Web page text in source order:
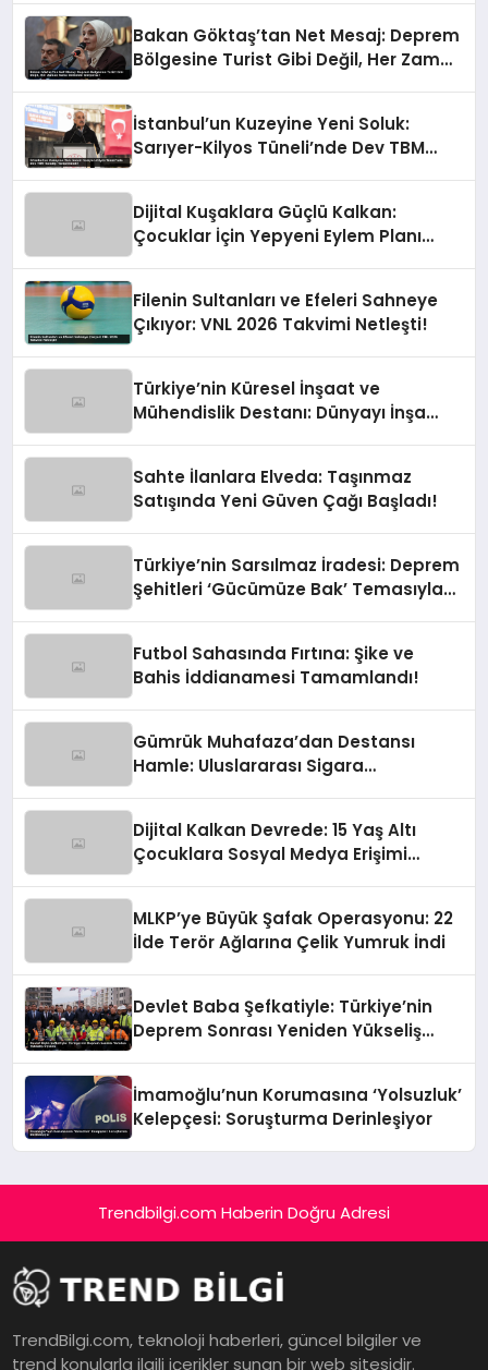
Bakan Göktaş’tan Net Mesaj: Deprem
Bölgesine Turist Gibi Değil, Her Zaman
İstanbul’un Kuzeyine Yeni Soluk:
Sarıyer-Kilyos Tüneli’nde Dev TBM
Dijital Kuşaklara Güçlü Kalkan:
Çocuklar İçin Yepyeni Eylem Planı
Filenin Sultanları ve Efeleri Sahneye
Çıkıyor: VNL 2026 Takvimi Netleşti!
Türkiye’nin Küresel İnşaat ve
Mühendislik Destanı: Dünyayı İnşa
Sahte İlanlara Elveda: Taşınmaz
Satışında Yeni Güven Çağı Başladı!
Türkiye’nin Sarsılmaz İradesi: Deprem
Şehitleri ‘Gücümüze Bak’ Temasıyla
Futbol Sahasında Fırtına: Şike ve
Bahis İddianamesi Tamamlandı!
Gümrük Muhafaza’dan Destansı
Hamle: Uluslararası Sigara
Dijital Kalkan Devrede: 15 Yaş Altı
Çocuklara Sosyal Medya Erişimi
MLKP’ye Büyük Şafak Operasyonu: 22
İlde Terör Ağlarına Çelik Yumruk İndi
Devlet Baba Şefkatiyle: Türkiye’nin
Deprem Sonrası Yeniden Yükseliş
İmamoğlu’nun Korumasına ‘Yolsuzluk’
Kelepçesi: Soruşturma Derinleşiyor
Trendbilgi.com Haberin Doğru Adresi
TrendBilgi.com, teknoloji haberleri, güncel bilgiler ve
trend konularla ilgili içerikler sunan bir web sitesidir.